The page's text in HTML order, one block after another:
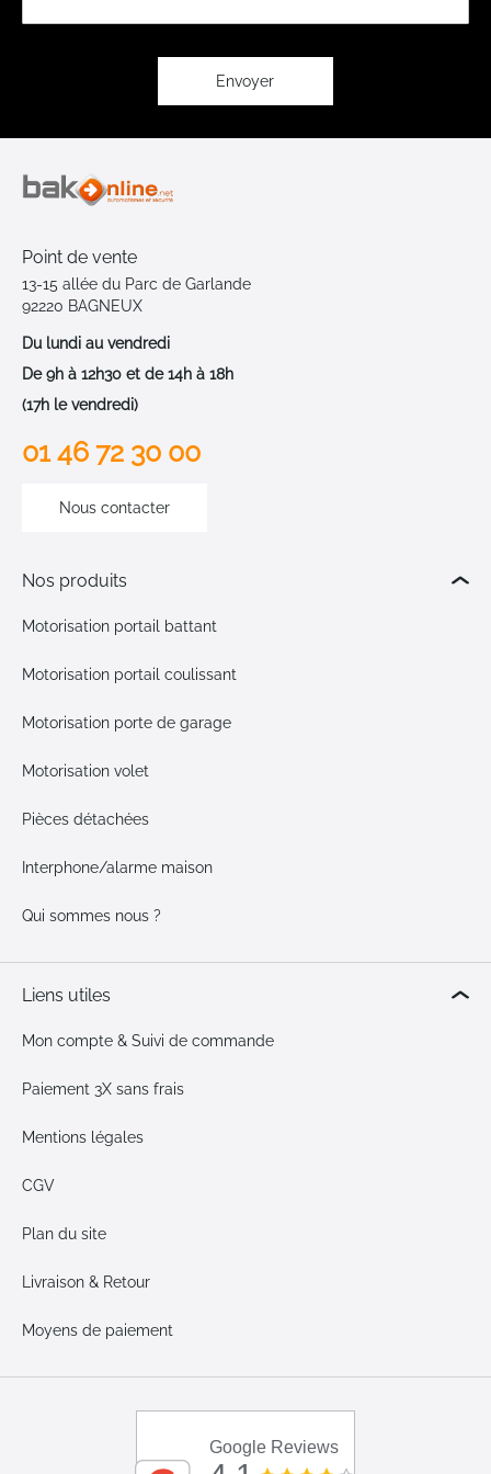
Envoyer
Point de vente
13-15 allée du Parc de Garlande
92220 BAGNEUX
Du lundi au vendredi
De 9h à 12h30 et de 14h à 18h
(17h le vendredi)
01 46 72 30 00
Nous contacter
Nos produits
Motorisation portail battant
Motorisation portail coulissant
Motorisation porte de garage
Motorisation volet
Pièces détachées
Interphone/alarme maison
Qui sommes nous ?
Liens utiles
Mon compte & Suivi de commande
Paiement 3X sans frais
Mentions légales
CGV
Plan du site
Livraison & Retour
Moyens de paiement
Google Reviews